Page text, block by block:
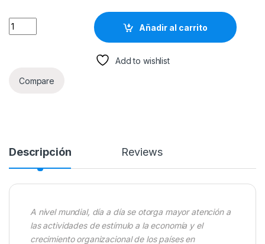
Gestión Moderna Del Mantenimiento Industrial. Principios
Añadir al carrito
Add to wishlist
Compare
Descripción Reviews
A nivel mundial, día a día se otorga mayor atención a
las actividades de estímulo a la economía y el
crecimiento organizacional de los países en